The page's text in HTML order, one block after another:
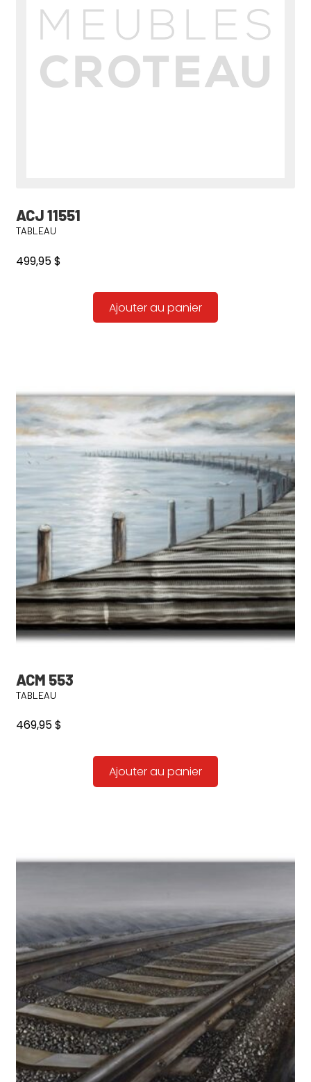
ACJ 11551
TABLEAU
499,95$
Ajouter au panier
ACM 553
TABLEAU
469,95$
Ajouter au panier